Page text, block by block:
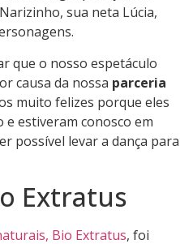
sua neta Lúcia,
que o nosso espetáculo
causa da nossa parceria
muito felizes porque eles
estiveram conosco em
possível levar a dança para
Extratus
Bio Extratus, foi